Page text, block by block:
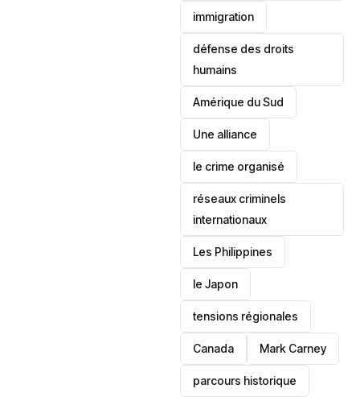
immigration
défense des droits
humains
‎Amérique du Sud
Une alliance
le crime organisé
réseaux criminels
internationaux
‎Les Philippines
le Japon
tensions régionales
Canada Mark Carney
parcours historique